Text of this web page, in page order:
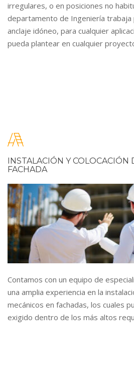
irregulares, o en posiciones no
departamento de Ingeniería trabaja
anclaje idóneo, para cualquier
pueda plantear en cualquier
INSTALACIÓN Y COLOCACIÓN
FACHADA
Contamos con un equipo de
una amplia experiencia en la
mecánicos en fachadas, los cuales
exigido dentro de los más altos